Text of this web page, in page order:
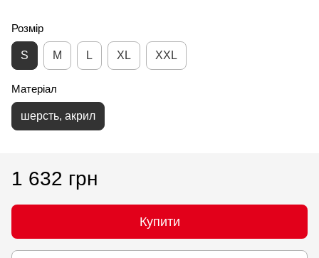
Розмір
S M L XL XXL
Матеріал
шерсть, акрил
1 632 грн
Купити